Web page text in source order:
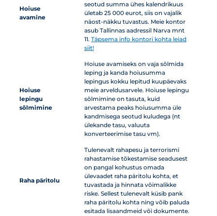
Hoiuse
avamine
seotud summa ühes kalendrikuus
ületab 25 000 eurot, siis on vajalik
näost-näkku tuvastus. Meie kontor
asub Tallinnas aadressil Narva mnt
11. Täpsema info kontori kohta leiad
siit!
Hoiuse
lepingu
sõlmimine
Hoiuse avamiseks on vaja sõlmida
leping ja kanda hoiusumma
lepingus kokku lepitud kuupäevaks
meie arveldusarvele. Hoiuse lepingu
sõlmimine on tasuta, kuid
arvestama peaks hoiusumma üle
kandmisega seotud kuludega (nt
ülekande tasu, valuuta
konverteerimise tasu vm).
Raha päritolu
Tulenevalt rahapesu ja terrorismi
rahastamise tõkestamise seadusest
on pangal kohustus omada
ülevaadet raha päritolu kohta, et
tuvastada ja hinnata võimalikke
riske. Sellest tulenevalt küsib pank
raha päritolu kohta ning võib paluda
esitada lisaandmeid või dokumente.